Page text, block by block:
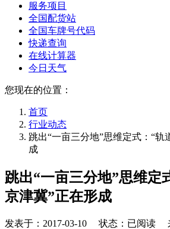
服务项目
全国配货站
全国车牌号代码
快递查询
在线计算器
今日天气
您现在的位置：
首页
行业动态
跳出“一亩三分地”思维定式：“轨
成
跳出“一亩三分地”思维定
京津冀”正在形成
发表于： 2017-03-10 状态：已阅读